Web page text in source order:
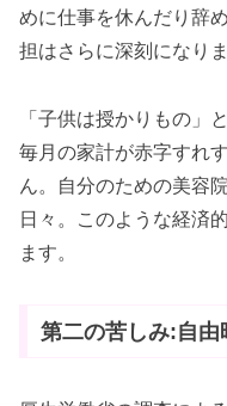
めに仕事を休んだり辞
担はさらに深刻になりま
「子供は授かりもの」
毎月の家計が赤字すれ
ん。自分のための美容
日々。このような経済
ます。
第二の苦しみ:自